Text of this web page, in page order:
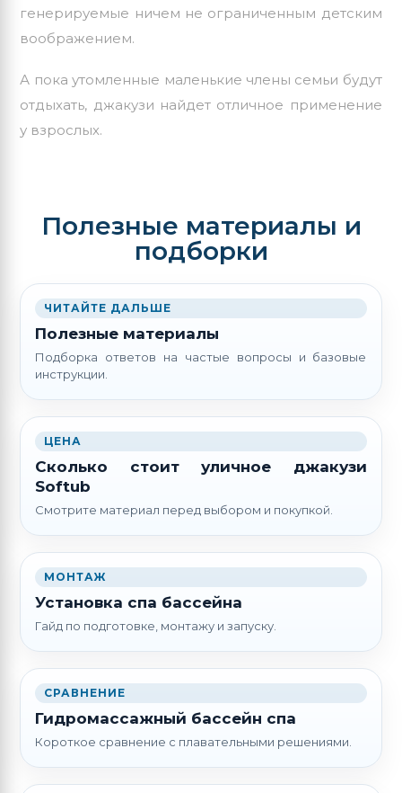
генерируемые ничем не ограниченным детским
воображением.
А пока утомленные маленькие члены семьи будут
отдыхать, джакузи найдет отличное применение
у взрослых.
Полезные материалы и
подборки
ЧИТАЙТЕ ДАЛЬШЕ
Полезные материалы
Подборка ответов на частые вопросы и базовые
инструкции.
ЦЕНА
Сколько стоит уличное джакузи
Softub
Смотрите материал перед выбором и покупкой.
МОНТАЖ
Установка спа бассейна
Гайд по подготовке, монтажу и запуску.
СРАВНЕНИЕ
Гидромассажный бассейн спа
Короткое сравнение с плавательными решениями.